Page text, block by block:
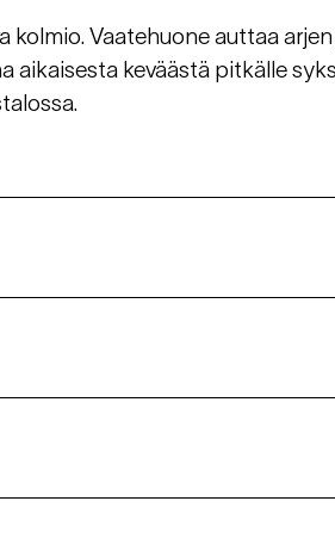
kolmio. Vaatehuone auttaa
aikaisesta keväästä pitkälle